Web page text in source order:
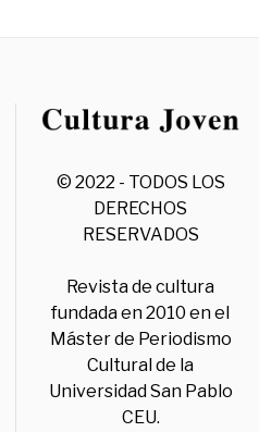
© 2022 - TODOS LOS
DERECHOS
RESERVADOS
Revista de cultura
fundada en 2010 en el
Máster de Periodismo
Cultural de la
Universidad San Pablo
CEU.